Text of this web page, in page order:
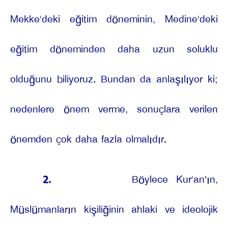
Mekke’deki eğitim döneminin, Medine’deki
eğitim döneminden daha uzun soluklu
olduğunu biliyoruz. Bundan da anlaşılıyor ki;
nedenlere önem verme, sonuçlara verilen
önemden çok daha fazla olmalıdır.
2.
Böylece Kur’an'ın,
Müslümanların kişiliğinin ahlaki ve ideolojik